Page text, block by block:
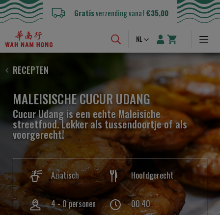
Gratisverzending vanaf€35,00
Taal
NL
RECEPTEN
MALEISISCHE CUCUR UDANG
Cucur Udang is een echte Maleisiche
streetfood. Lekker als tussendoortje of als
voorgerecht!
Aziatisch Hoofdgerecht
4 - 0 personen 00:40